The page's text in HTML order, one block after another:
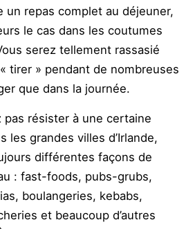
un repas complet au déjeuner,
le cas dans les coutumes
serez tellement rassasié
tirer » pendant de nombreuses
que dans la journée.
pas résister à une certaine
les grandes villes d’Irlande,
différentes façons de
: fast-foods, pubs-grubs,
boulangeries, kebabs,
et beaucoup d’autres